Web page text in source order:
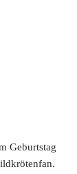
Geburtstag